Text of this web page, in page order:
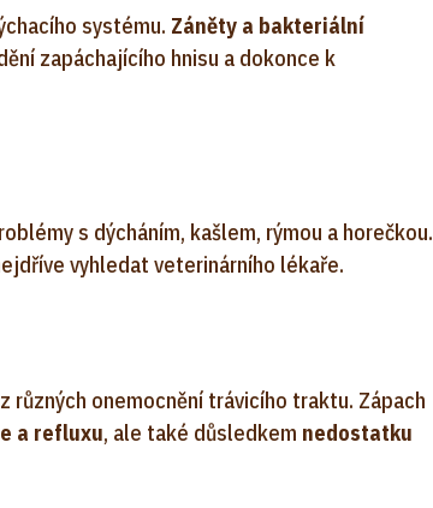
systému. Záněty a bakteriální
zapáchajícího hnisu a dokonce k
s dýcháním, kašlem, rýmou a horečkou.
vyhledat veterinárního lékaře.
různých onemocnění trávicího traktu. Zápach
a refluxu, ale také důsledkem nedostatku